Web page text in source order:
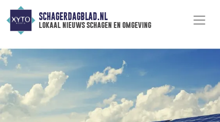
SCHAGERDAGBLAD.NL
lokaal nieuws schagen en omgeving